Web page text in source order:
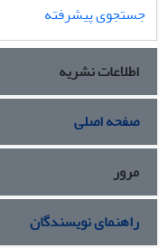
جستجوی پیشرفته
اطلاعات نشریه
صفحه اصلی
مرور
راهنمای نویسندگان